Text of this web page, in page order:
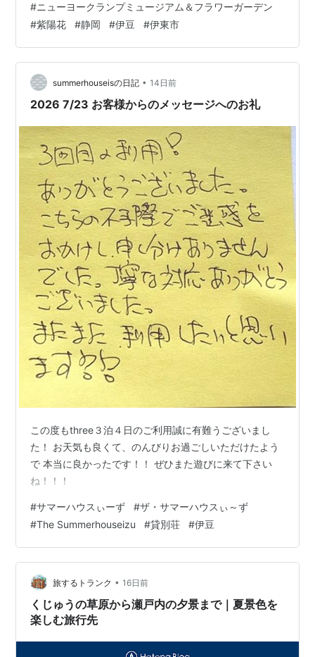
先はこんな絶景が。 天気が良ければもっときれいなんで
しょうね。 あじさい苑に到着です。 坂を下っていきま
す。 案内看板がありました。 特に城ヶ崎という品種は、
ここの地名が付いているので興味があります。 看板の近
くで見つけました。 詳しくないので、どのあたりが特徴
的なのか分かりませんが、…
#ニューヨークランプミュージアム＆フラワーガーデン
#紫陽花 #静岡 #伊豆 #伊東市
summerhouseisの日記 • 14日前
2026 7/23 お客様からのメッセージへのお礼
この度もthree３泊４日のご利用誠に有難うございまし
た！ お天気も良くて、のんびりお過ごしいただけたよう
で 本当に良かったです！！ ぜひまた遊びに来て下さい
ね！！！
#サマーハウスぃーず #ザ・サマーハウスぃ～ず
#The Summerhouseizu #貸別荘 #伊豆
旅するトランク • 16日前
くじゅうの草原から瀬戸内の夕景まで｜夏景色を
楽しむ旅行先